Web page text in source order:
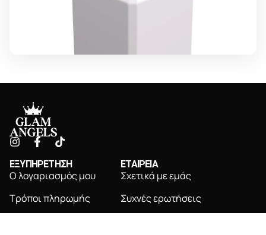
ΕΞΥΠΗΡΕΤΗΣΗ
Ο λογαριασμός μου
Τρόποι πληρωμής
ΕΤΑΙΡΕΙΑ
Σχετικά με εμάς
Συχνές ερωτήσεις